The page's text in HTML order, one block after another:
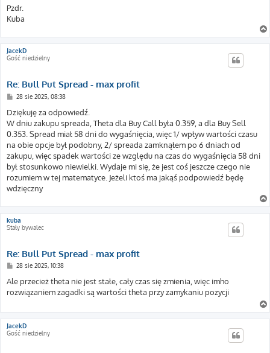
Pzdr.
Kuba
JacekD
Gość niedzielny
Re: Bull Put Spread - max profit
P
s
t
28 sie 2025, 08:38
Dziękuję za odpowiedź.
W dniu zakupu spreada, Theta dla Buy Call była 0.359, a dla Buy Sell
0.353. Spread miał 58 dni do wygaśnięcia, więc 1/ wpływ wartości czasu
na obie opcje był podobny, 2/ spreada zamknąłem po 6 dniach od
zakupu, więc spadek wartości ze względu na czas do wygaśnięcia 58 dni
był stosunkowo niewielki. Wydaje mi się, że jest coś jeszcze czego nie
rozumiem w tej matematyce. Jeżeli ktoś ma jakąś podpowiedź będę
wdzięczny
kuba
Stały bywalec
Re: Bull Put Spread - max profit
P
s
28 sie 2025, 10:38
Ale przecież theta nie jest stałe, cały czas się zmienia, więc imho
rozwiązaniem zagadki są wartości theta przy zamykaniu pozycji
JacekD
Gość niedzielny